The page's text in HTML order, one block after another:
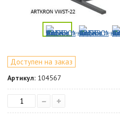
Доступен на заказ
Артикул: 104567
– +